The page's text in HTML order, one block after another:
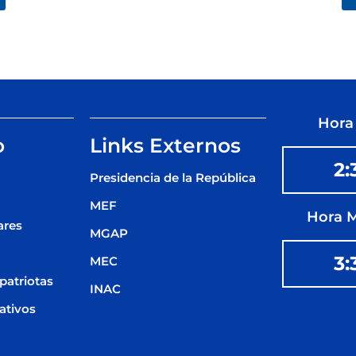
Links Externos
Presidencia de la República
MEF
MGAP
MEC
INAC
Hora